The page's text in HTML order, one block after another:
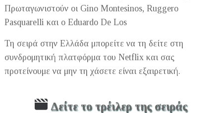
Πρωταγωνιστούν οι Gino Montesinos, Ruggero
Pasquarelli και ο Eduardo De Los
Τη σειρά στην Ελλάδα μπορείτε να τη δείτε στη
συνδρομητική πλατφόρμα του Netflix και σας
προτείνουμε να μην τη χάσετε είναι εξαιρετική.
Δείτε το τρέιλερ της σειράς